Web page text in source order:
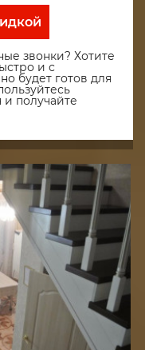
звонки? Хотите
и с
будет готов для
получайте